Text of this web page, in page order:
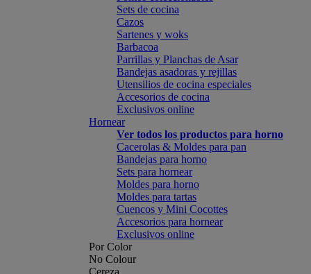
Sets de cocina
Cazos
Sartenes y woks
Barbacoa
Parrillas y Planchas de Asar
Bandejas asadoras y rejillas
Utensilios de cocina especiales
Accesorios de cocina
Exclusivos online
Hornear
Ver todos los productos para horno
Cacerolas & Moldes para pan
Bandejas para horno
Sets para hornear
Moldes para horno
Moldes para tartas
Cuencos y Mini Cocottes
Accesorios para hornear
Exclusivos online
Por Color
No Colour
Cereza